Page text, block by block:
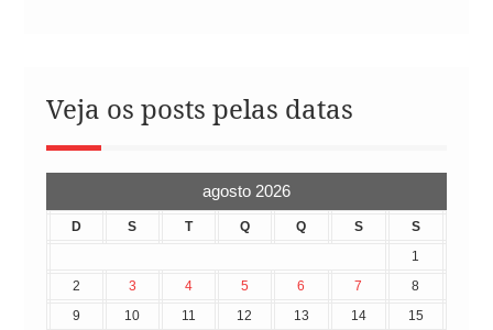
Veja os posts pelas datas
agosto 2026
D S T Q Q S
S
1
2
3 4 5 6 7
8
9
10 11 12 13 14
15